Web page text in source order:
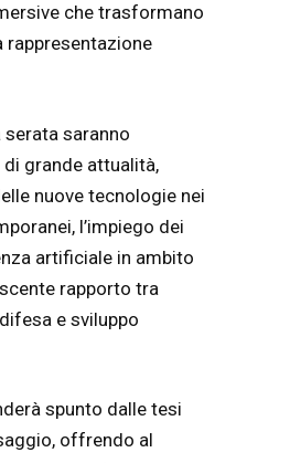
che trasformano
rappresentazione
saranno
grande attualità,
nuove tecnologie nei
l’impiego dei
artificiale in ambito
rapporto tra
e sviluppo
spunto dalle tesi
offrendo al